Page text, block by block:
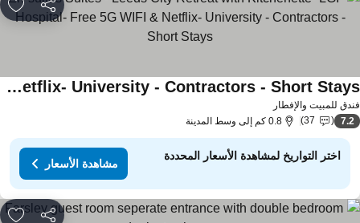
مشاركة
للمبيت والإفطار
En-suites Suites - Leeds City Retreat with Kitchenette- LGI Hospital- Free 5G WIFI & Netflix- University - Contractors - Short Stays
7.2
37 0.8 كم إلى وسط المدينة
اختر التواريخ لمشاهدة الأسعار المحددة
مشاهدة الأسعار